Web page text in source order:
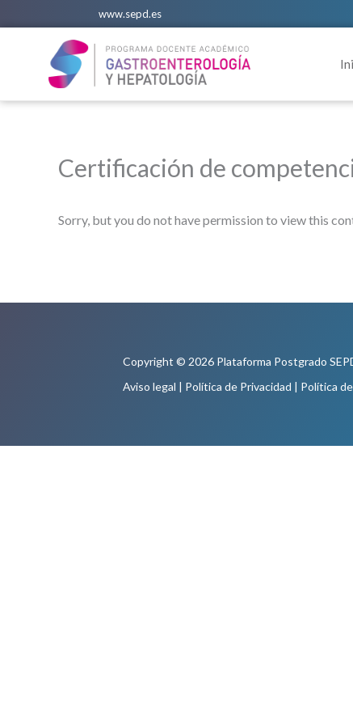
contenido
www.sepd.es
Certificación de
Sorry, but you do not have permission to view this
Copyright © 2026 Plataforma Postgrado
Aviso legal | Política de Privacidad | Política